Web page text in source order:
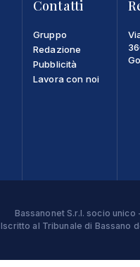
Contatti
Gruppo
Redazione
Pubblicità
Lavora con noi
Bassanonet S.r.l. socio
Iscritto al Tribunale di Bassano